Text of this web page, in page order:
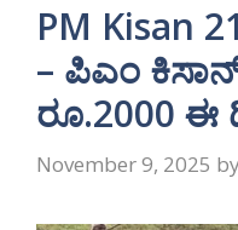
PM Kisan
– ಪಿಎಂ
ರೂ.2000 ಈ
November 9, 2025 by